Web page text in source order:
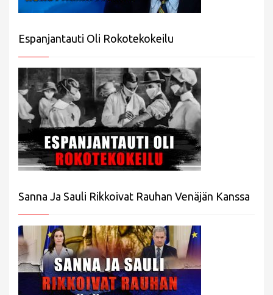
Espanjantauti Oli Rokotekokeilu
Sanna Ja Sauli Rikkoivat Rauhan Venäjän Kanssa